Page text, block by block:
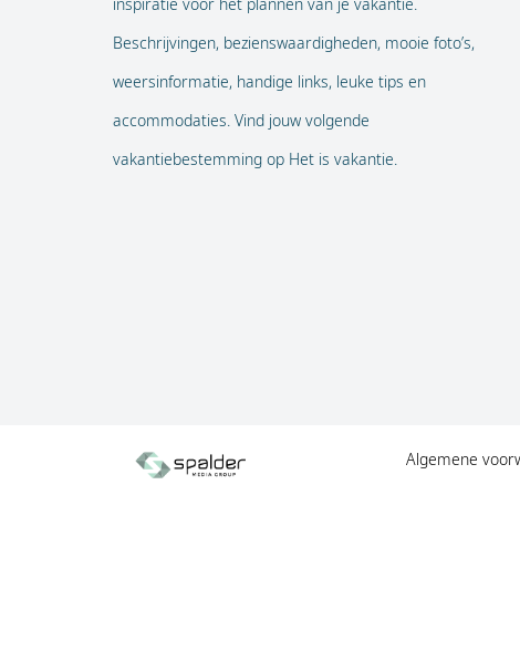
Beschrijvingen, bezienswaardigheden, mooie foto’s,
weersinformatie, handige links, leuke tips en
accommodaties. Vind jouw volgende
vakantiebestemming op Het is vakantie.
Algemene